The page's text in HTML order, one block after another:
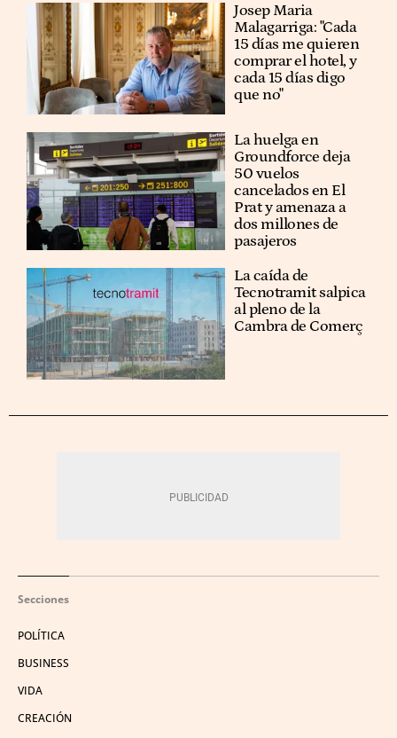
​​Josep Maria
Malagarriga: "Cada
15 días me quieren
comprar el hotel, y
cada 15 días digo
que no"
La huelga en
Groundforce deja
50 vuelos
cancelados en El
Prat y amenaza a
dos millones de
pasajeros
La caída de
Tecnotramit salpica
al pleno de la
Cambra de Comerç
Secciones
POLÍTICA
BUSINESS
VIDA
CREACIÓN